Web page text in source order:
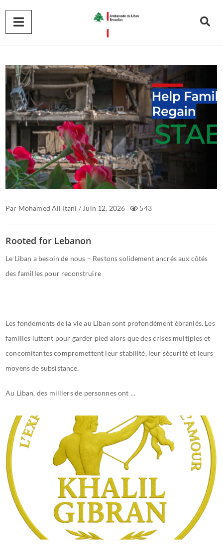
Par Mohamed Ali Itani / Juin 12, 2026 543
Rooted for Lebanon
Le Liban a besoin de nous – Restons solidement ancrés aux côtés
des familles pour reconstruire
Les fondements de la vie au Liban sont profondément ébranlés. Les
familles luttent pour garder pied alors que des crises multiples et
concomitantes compromettent leur stabilité, leur sécurité et leurs
moyens de subsistance.
Au Liban, des milliers de personnes ont …